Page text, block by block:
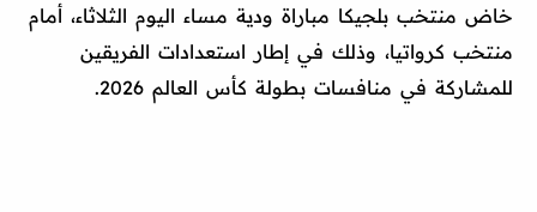
خاض منتخب بلجيكا مباراة ودية مساء اليوم الثلاثاء، أمام
منتخب كرواتيا، وذلك في إطار استعدادات الفريقين
للمشاركة في منافسات بطولة كأس العالم 2026.